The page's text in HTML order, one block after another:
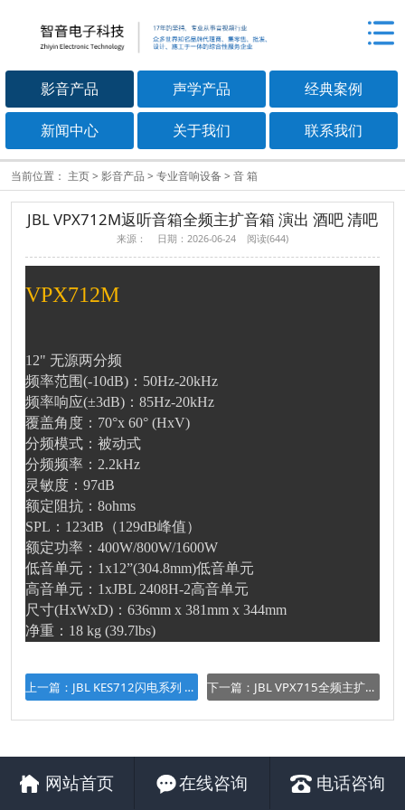
影音产品 声学产品 经典案例
新闻中心 关于我们 联系我们
当前位置： 主页> 影音产品 > 专业音响设备 > 音 箱
JBL VPX712M返听音箱全频主扩音箱 演出 酒吧 清吧
来源： 日期：2026-06-24 阅读(644)
VPX712M
12" 无源两分频
频率范围(-10dB)：50Hz-20kHz
频率响应(±3dB)：85Hz-20kHz
覆盖角度：70°x 60° (HxV)
分频模式：被动式
分频频率：2.2kHz
灵敏度：97dB
额定阻抗：8ohms
SPL：123dB（129dB峰值）
额定功率：400W/800W/1600W
低音单元：1x12”(304.8mm)低音单元
高音单元：1xJBL 2408H-2高音单元
尺寸(HxWxD)：636mm x 381mm x 344mm
净重：18 kg (39.7lbs)
上一篇： JBL KES712闪电系列 高端娱乐家用KTV音箱套装 下一篇： JBL VPX715全频主扩音箱 演出 酒吧 清吧
网站首页 在线咨询 电话咨询